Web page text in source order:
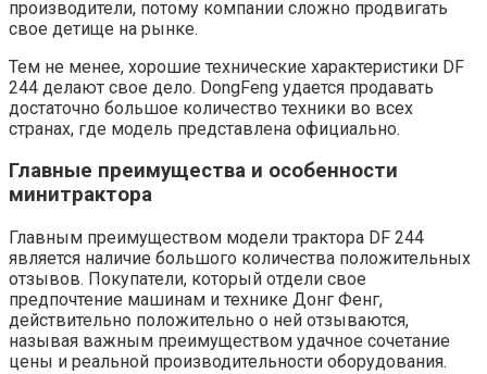
производители, потому компании сложно продвигать
свое детище на рынке.
Тем не менее, хорошие технические характеристики DF
244 делают свое дело. DongFeng удается продавать
достаточно большое количество техники во всех
странах, где модель представлена официально.
Главные преимущества и особенности
минитрактора
Главным преимуществом модели трактора DF 244
является наличие большого количества положительных
отзывов. Покупатели, который отдели свое
предпочтение машинам и технике Донг Фенг,
действительно положительно о ней отзываются,
называя важным преимуществом удачное сочетание
цены и реальной производительности оборудования.